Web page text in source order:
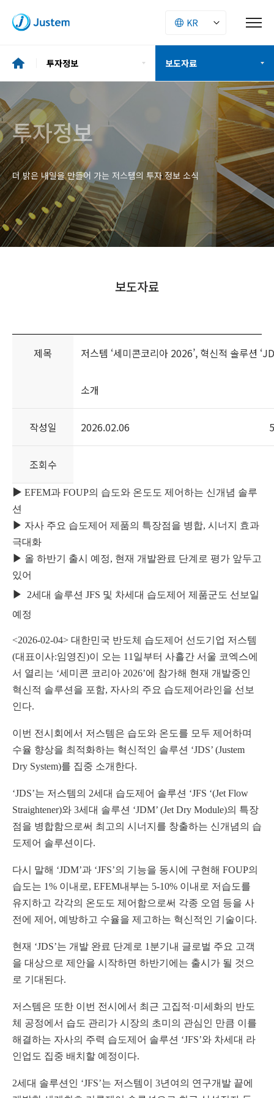
투자정보
기업소개
투자정보
ESG
사업소개
인재경영
보도자료
재무정보
공시정보
주주구성
IR자료
투자정보
더 밝은 내일을 만들어 가는 저스템의 투자 정보 소식
보도자료
제목 저스템 ‘세미콘코리아 2026’, 혁신적 솔루션
소개
작성일 2026.02.06
조회수
▶ EFEM과 FOUP의 습도와 온도도 제어하는 신개념 솔루
션
▶ 자사 주요 습도제어 제품의 특장점을 병합, 시너지 효과
극대화
▶ 올 하반기 출시 예정, 현재 개발완료 단계로 평가 앞두고
있어
▶
2세대 솔루션 JFS 및 차세대 습도제어 제품군도 선보일
예정
<2026-02-04> 대한민국 반도체 습도제어 선도기업 저스템
(대표이사:임영진)이 오는 11일부터 사흘간 서울 코엑스에
서 열리는 ‘세미콘 코리아 2026’에 참가해 현재 개발중인
혁신적 솔루션을 포함, 자사의 주요 습도제어라인을 선보
인다.
이번 전시회에서 저스템은 습도와 온도를 모두 제어하며
수율 향상을 최적화하는 혁신적인 솔루션 ‘JDS’ (Justem
Dry System)를 집중 소개한다.
‘JDS’는 저스템의 2세대 습도제어 솔루션 ‘JFS ‘(Jet Flow
Straightener)와 3세대 솔루션 ‘JDM’ (Jet Dry Module)의 특장
점을 병합함으로써 최고의 시너지를 창출하는 신개념의 습
도제어 솔루션이다.
다시 말해 ‘JDM’과 ‘JFS’의 기능을 동시에 구현해 FOUP의
습도는 1% 이내로, EFEM내부는 5-10% 이내로 저습도를
유지하고 각각의 온도도 제어함으로써 각종 오염 등을 사
전에 제어, 예방하고 수율을 제고하는 혁신적인 기술이다.
현재 ‘JDS’는 개발 완료 단계로 1분기내 글로벌 주요 고객
을 대상으로 제안을 시작하면 하반기에는 출시가 될 것으
로 기대된다.
저스템은 또한 이번 전시에서 최근 고집적·미세화의 반도
체 공정에서 습도 관리가 시장의 초미의 관심인 만큼 이를
해결하는 자사의 주력 습도제어 솔루션 ‘JFS’와 차세대 라
인업도 집중 배치할 예정이다.
2세대 솔루션인 ‘JFS’는 저스템이 3년여의 연구개발 끝에